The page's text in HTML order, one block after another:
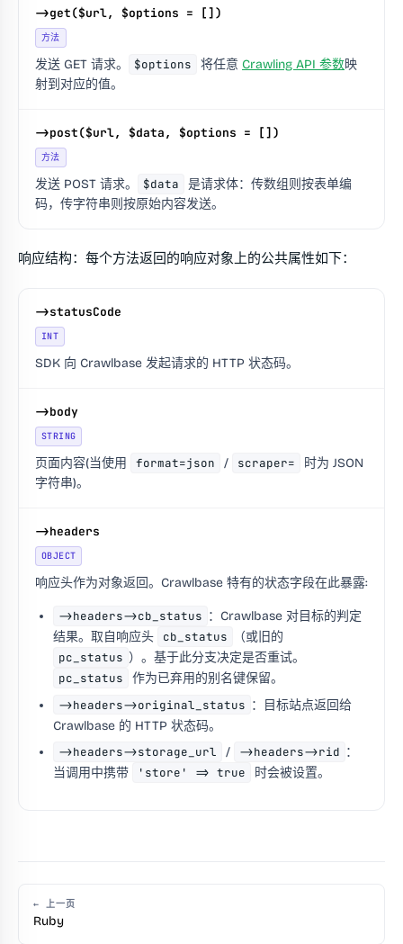
->get($url, $options = [])
方法
发送 GET 请求。 $options 将任意 Crawling API 参数映
射到对应的值。
->post($url, $data, $options = [])
方法
发送 POST 请求。 $data
是请求体：传数组则按表单编
码，传字符串则按原始内容发送。
响应结构：每个方法返回的响应对象上的公共属性如下：
->statusCode
INT
SDK 向 Crawlbase 发起请求的 HTTP 状态码。
->body
STRING
页面内容(当使用 format=json / scraper=
时为 JSON
字符串)。
->headers
OBJECT
响应头作为对象返回。Crawlbase 特有的状态字段在此暴露:
->headers->cb_status ：Crawlbase 对目标的判定
结果。取自响应头
cb_status
（或旧的
pc_status ）。基于此分支决定是否重试。
pc_status
作为已弃用的别名键保留。
->headers->original_status ：目标站点返回给
Crawlbase 的 HTTP 状态码。
->headers->storage_url
/ ->headers->rid ：
当调用中携带
'store' => true 时会被设置。
← 上一页
Ruby